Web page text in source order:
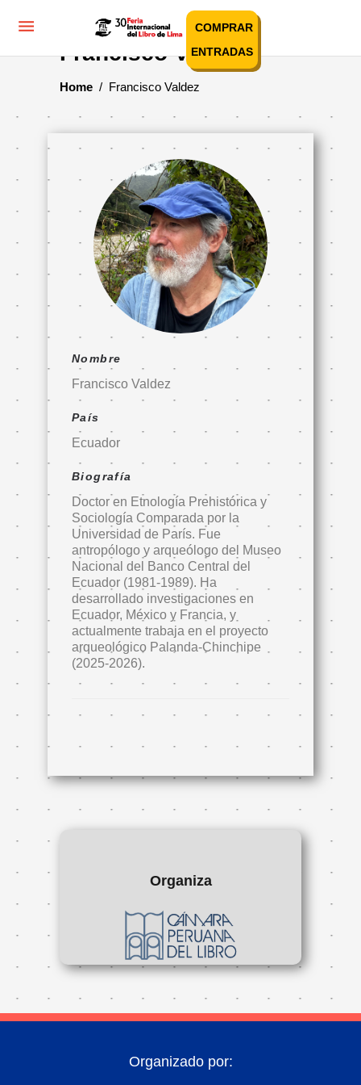
COMPRAR
ENTRADAS
Francisco Valdez
Home / Francisco Valdez
Nombre
Francisco Valdez
País
Ecuador
Biografía
Doctor en Etnología Prehistórica y
Sociología Comparada por la
Universidad de París. Fue
antropólogo y arqueólogo del Museo
Nacional del Banco Central del
Ecuador (1981-1989). Ha
desarrollado investigaciones en
Ecuador, México y Francia, y
actualmente trabaja en el proyecto
arqueológico Palanda-Chinchipe
(2025-2026).
Organiza
Organizado por: